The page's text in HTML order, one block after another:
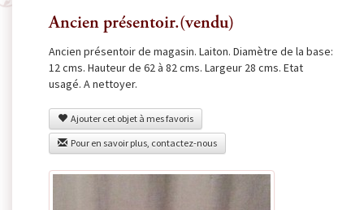
Ancien présentoir.(vendu)
Ancien présentoir de magasin. Laiton. Diamètre de la base:
12 cms. Hauteur de 62 à 82 cms. Largeur 28 cms. Etat
usagé. A nettoyer.
Ajouter cet objet à mes favoris
Pour en savoir plus, contactez-nous